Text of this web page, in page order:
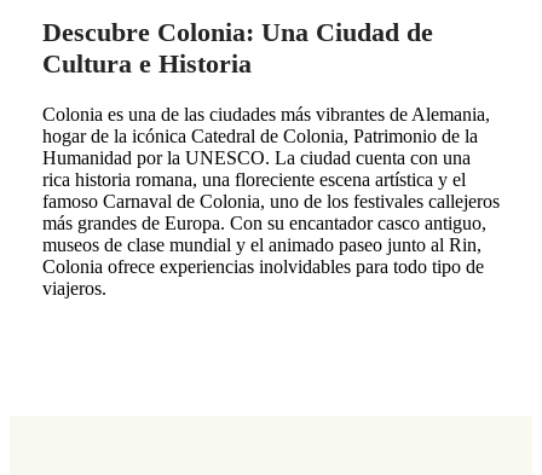
Descubre Colonia: Una Ciudad de
Cultura e Historia
Colonia es una de las ciudades más vibrantes de Alemania,
hogar de la icónica Catedral de Colonia, Patrimonio de la
Humanidad por la UNESCO. La ciudad cuenta con una
rica historia romana, una floreciente escena artística y el
famoso Carnaval de Colonia, uno de los festivales callejeros
más grandes de Europa. Con su encantador casco antiguo,
museos de clase mundial y el animado paseo junto al Rin,
Colonia ofrece experiencias inolvidables para todo tipo de
viajeros.